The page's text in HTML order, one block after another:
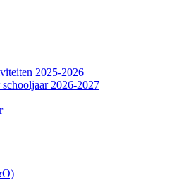
2025-2026
2026-2027